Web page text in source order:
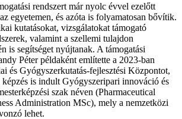
rendszert már nyolc évvel ezelőtt
egyetemen, és azóta is folyamatosan bővítik.
kutatásokat, vizsgálatokat támogató
valamint a szellemi tulajdon
is segítséget nyújtanak. A támogatási
Péter példaként említette a 2023-ban
és Gyógyszerkutatás-fejlesztési Központot,
is indult Gyógyszeripari innováció és
szak néven (Pharmaceutical
Administration MSc), mely a nemzetközi
lehet.